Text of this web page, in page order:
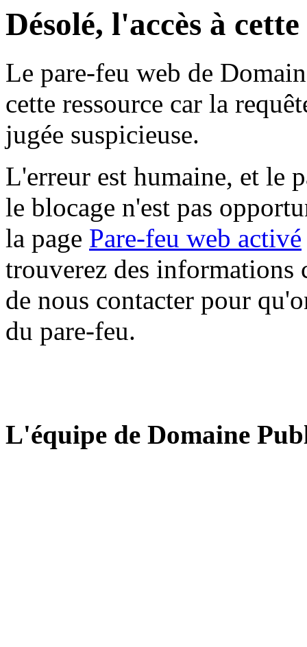
Désolé, l'accès à
Le pare-feu web de
cette ressource car la
jugée suspicieuse.
L'erreur est humaine, et le
le blocage n'est pas
la page Pare-feu web activé
trouverez des informations
de nous contacter pour
du pare-feu.
L'équipe de Domaine